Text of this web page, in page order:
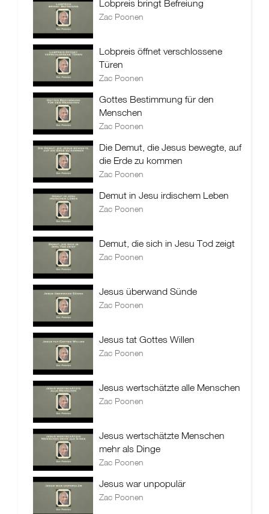
Lobpreis bringt Befreiung
Zac Poonen
Lobpreis öffnet verschlossene
Türen
Zac Poonen
Gottes Bestimmung für den
Menschen
Zac Poonen
Die Demut, die Jesus bewegte, auf
die Erde zu kommen
Zac Poonen
Demut in Jesu irdischem Leben
Zac Poonen
Demut, die sich in Jesu Tod zeigt
Zac Poonen
Jesus überwand Sünde
Zac Poonen
Jesus tat Gottes Willen
Zac Poonen
Jesus wertschätzte alle Menschen
Zac Poonen
Jesus wertschätzte Menschen
mehr als Dinge
Zac Poonen
Jesus war unpopulär
Zac Poonen